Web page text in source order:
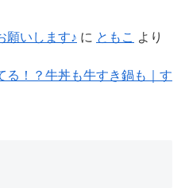
願いします♪ に ともこ より
る！？牛丼も牛すき鍋も｜す